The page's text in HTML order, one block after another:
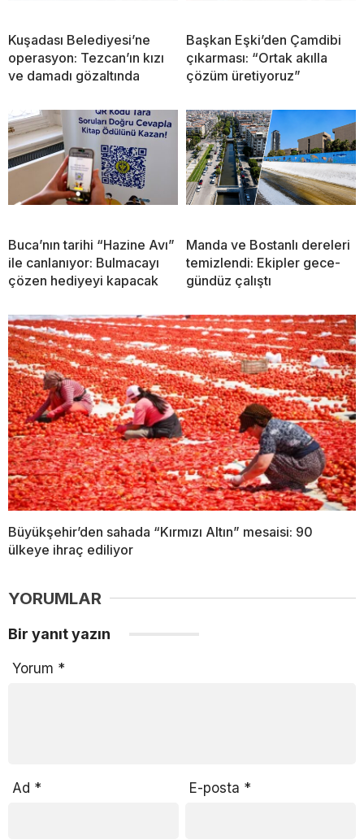
Kuşadası Belediyesi’ne
operasyon: Tezcan’ın kızı
ve damadı gözaltında
Başkan Eşki’den Çamdibi
çıkarması: “Ortak akılla
çözüm üretiyoruz”
Buca’nın tarihi “Hazine Avı”
ile canlanıyor: Bulmacayı
çözen hediyeyi kapacak
Manda ve Bostanlı dereleri
temizlendi: Ekipler gece-
gündüz çalıştı
Büyükşehir’den sahada “Kırmızı Altın” mesaisi: 90
ülkeye ihraç ediliyor
YORUMLAR
Bir yanıt yazın
Yorum *
Ad * E-posta *